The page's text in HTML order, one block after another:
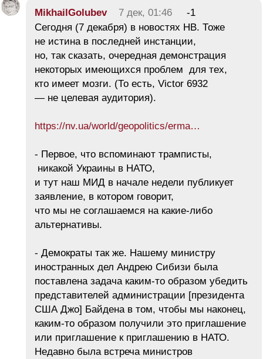
MikhailGolubev 7 дек, 01:46
-1
Сегодня (7 декабря) в новостях НВ. Тоже
не истина в последней инстанции,
но, так сказать, очередная демонстрация
некоторых имеющихся проблем для тех,
кто имеет мозги. (То есть, Victor 6932
— не целевая аудитория).
https://nv.ua/world/geopolitics/erma…
- Первое, что вспоминают трамписты,
никакой Украины в НАТО,
и тут наш МИД в начале недели публикует
заявление, в котором говорит,
что мы не соглашаемся на какие-либо
альтернативы.
- Демократы так же. Нашему министру
иностранных дел Андрею Сибизи была
поставлена задача каким-то образом убедить
представителей администрации [президента
США Джо] Байдена в том, чтобы мы наконец,
каким-то образом получили это приглашение
или приглашение к приглашению в НАТО.
Недавно была встреча министров